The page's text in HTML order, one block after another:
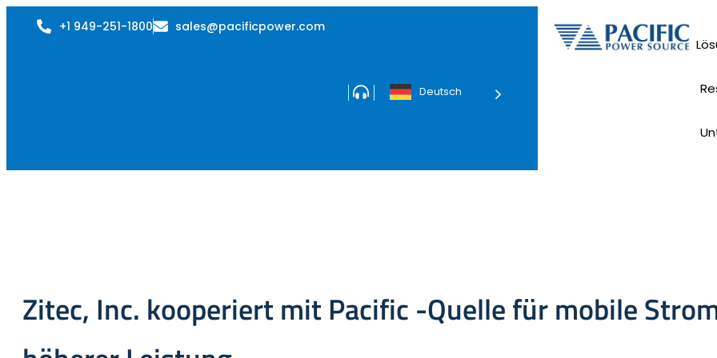
+1 949-251-1800 sales@pacificpower.com
Deutsch
Zitec, Inc. kooperiert mit Pacific -Quelle für mobile